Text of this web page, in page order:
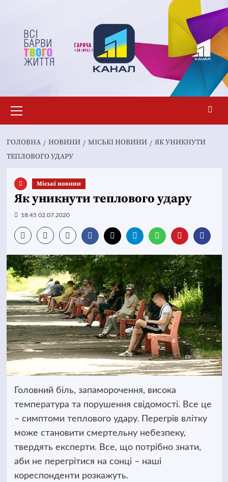
вмісту
меню
ГОЛОВНА НОВИНИ MІСЬКІ НОВИНИ
ЯК УНИКНУТИ
ТЕПЛОВОГО УДАРУ
Mіські новини
Як уникнути теплового удару
18:45 02.07.2020
Головний біль, запаморочення, висока
температура та порушення свідомості. Все це
– симптоми теплового удару. Перегрів влітку
може становити смертельну небезпеку,
твердять експерти. Все, що потрібно знати,
аби не перегрітися на сонці – наші
кореспонденти розкажуть.